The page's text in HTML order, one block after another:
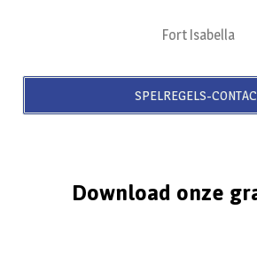
Fort Isabella
SPELREGELS-
Download onze